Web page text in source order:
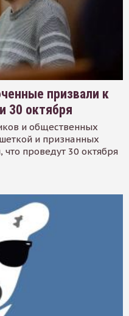
призвали к
30 октября
и общественных
и признанных
проведут 30 октября